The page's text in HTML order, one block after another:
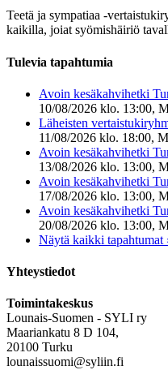
Teetä ja sympatiaa -
kaikilla, joiat syömishäiriö
Tulevia tapahtumia
Avoin kesäkahvihetki
10/08/2026 klo. 13:00,
Läheisten
11/08/2026 klo. 18:00,
Avoin kesäkahvihetki
13/08/2026 klo. 13:00,
Avoin kesäkahvihetki
17/08/2026 klo. 13:00,
Avoin kesäkahvihetki
20/08/2026 klo. 13:00,
Näytä kaikki tapahtumat
Yhteystiedot
Toimintakeskus
Lounais-Suomen - SYLI ry
Maariankatu 8 D 104,
20100 Turku
lounaissuomi@syliin.fi